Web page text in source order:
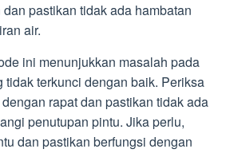
pastikan tidak ada hambatan
air.
ini menunjukkan masalah pada
tidak terkunci dengan baik. Periksa
rapat dan pastikan tidak ada
penutupan pintu. Jika perlu,
dan pastikan berfungsi dengan